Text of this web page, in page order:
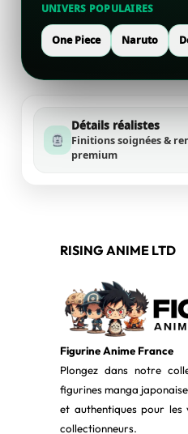
UNIVERS POPULAIRES
One Piece Naruto
Détails réalistes
Finitions soignées &
premium
RISING ANIME LTD
Figurine Anime France
Plongez dans notre
figurines manga
et authentiques pour les
collectionneurs.